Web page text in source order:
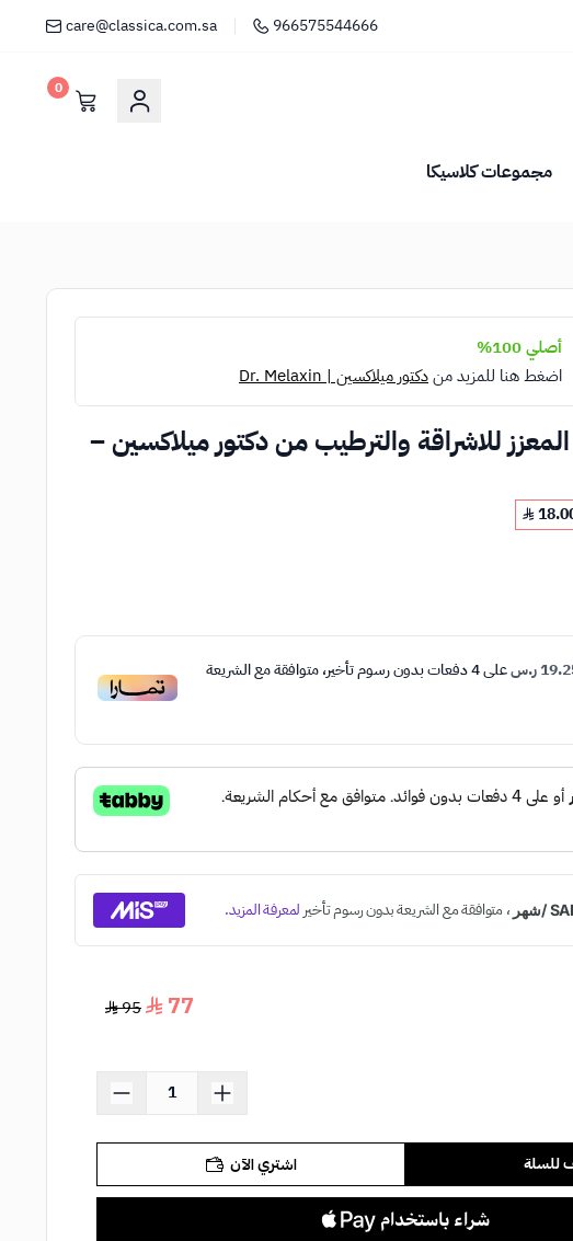
966575544666
care@classica.com.sa
0
مجموعات كلاسيكا
أصلي 100%
اضغط هنا للمزيد مندكتور ميلاكسين | Dr. Melaxin
المعزز للاشراقة والترطيب من دكتور ميلاكسين –
ر.س على4دفعات بدون رسوم تأخير، متوافقة مع الشريعة
77
95
للسلة اشتري الآن